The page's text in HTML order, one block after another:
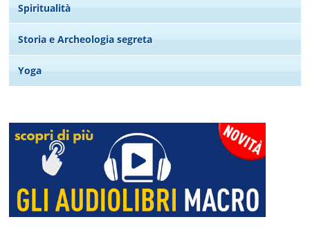
Spiritualità
Storia e Archeologia segreta
Yoga